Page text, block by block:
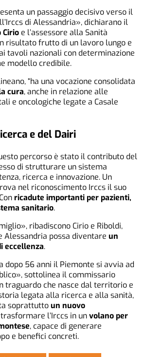
un passaggio decisivo verso il
di Alessandria», dichiarano il
Cirio e l’assessore alla Sanità
risultato frutto di un lavoro lungo e
tavoli nazionali con determinazione
modello credibile.
“ha una vocazione consolidata
cura, anche in relazione alle
e oncologiche legate a Casale
e del Dairi
percorso è stato il contributo del
di strutturare un sistema
ricerca e innovazione. Un
nel riconoscimento Irccs il suo
ricadute importanti per pazienti,
sanitario.
ribadiscono Cirio e Riboldi,
Alessandria possa diventareun
eccellenza.
dopo 56 anni il Piemonte si avvia ad
sottolinea il commissario
traguardo che nasce dal territorio e
legata alla ricerca e alla sanità,
soprattuttoun nuovo
trasformare l’Irccs in unvolano per
, capace di generare
e benefici concreti.